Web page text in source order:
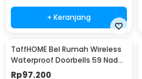
+ Keranjang
TaffHOME Bel Rumah Wireless
Waterproof Doorbells 59 Nada 1
PCS Receiver - A101/A101-2
Rp97.200